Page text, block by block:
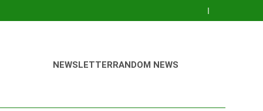
NEWSLETTERRANDOM NEWS